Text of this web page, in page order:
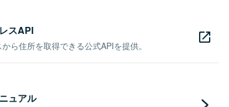
スAPI
ら住所を取得できる公式APIを提供。
ュアル